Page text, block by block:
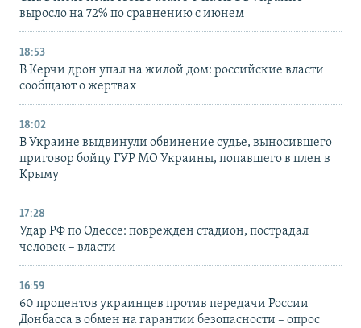
выросло на 72% по сравнению с июнем
18:53
В Керчи дрон упал на жилой дом: российские власти
сообщают о жертвах
18:02
В Украине выдвинули обвинение судье, выносившего
приговор бойцу ГУР МО Украины, попавшего в плен в
Крыму
17:28
Удар РФ по Одессе: поврежден стадион, пострадал
человек – власти
16:59
60 процентов украинцев против передачи России
Донбасса в обмен на гарантии безопасности – опрос